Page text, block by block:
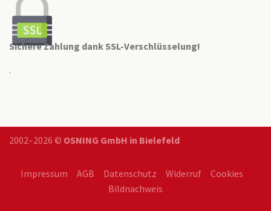
Sichere Zahlung dank SSL-Verschlüsselung!
.
2002–2026 © OSNING GmbH in Bielefeld
Impressum AGB Datenschutz Widerruf
Cookies
Bildnachweis